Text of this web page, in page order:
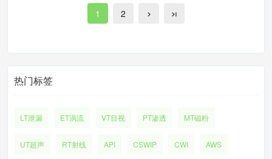
1 2
热门标签
LT泄漏 ET涡流 VT目视 PT渗透 MT磁粉
UT超声 RT射线 API CSWIP CWI AWS